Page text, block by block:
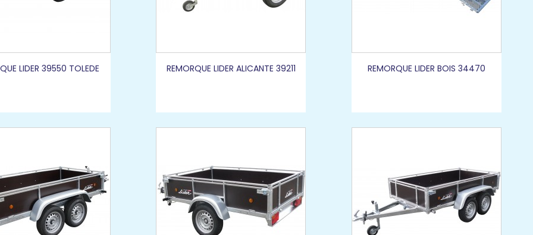
LIDER 39550 TOLEDE REMORQUE LIDER ALICANTE 39211 REMORQUE LIDER BOIS 34470